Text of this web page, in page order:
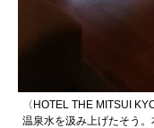
〈HOTEL THE MITSUI
温泉水を汲み上げたそう